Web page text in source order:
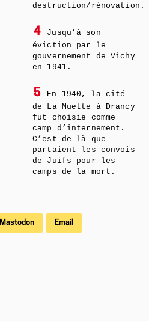
destruction/rénovation.
4
Jusqu’à son
éviction par le
gouvernement de Vichy
en 1941.
5
En 1940, la cité
de La Muette à Drancy
fut choisie comme
camp d’internement.
C’est de là que
partaient les convois
de Juifs pour les
camps de la mort.
Mastodon Email